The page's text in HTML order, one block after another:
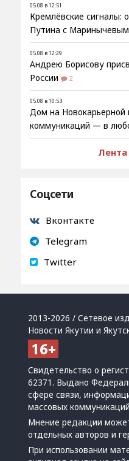
05.08 в 12:51
Кремлёвские сигналы:
Путина с Маринычевым
05.08 в 12:29
Андрею Борисову
России
2
05.08 в 10:53
Дом на Новокарьерной
коммуникаций — в
Соцсети
Вконтакте
Telegram
Twitter
2013-2026 / Сетевое
Новости Якутии и
Свидетельство о
62371. Выдано
сфере связи,
массовых
Мнение редакции
отдельных авторов и
При использовании